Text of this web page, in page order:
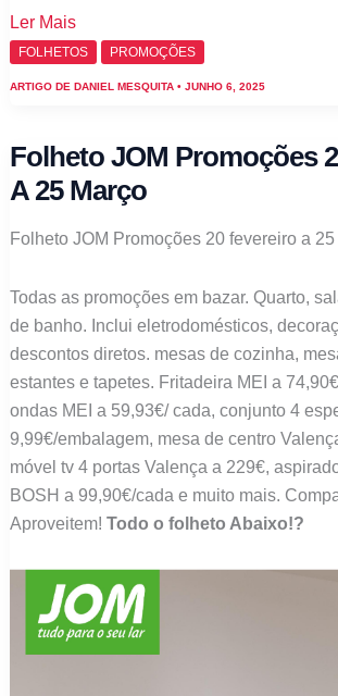
Folheto
JOM
Promoções
25
de
Ler Mais
FOLHETOS PROMOÇÕES
ARTIGO DE DANIEL MESQUITA • JUNHO 6, 2025
Folheto JOM Promoções
A 25 Março
Folheto JOM Promoções 20 fevereiro a 25
Todas as promoções em bazar. Quarto,
de banho. Inclui eletrodomésticos,
descontos diretos. mesas de cozinha,
estantes e tapetes. Fritadeira MEI a
ondas MEI a 59,93€/ cada, conjunto 4
9,99€/embalagem, mesa de centro
móvel tv 4 portas Valença a 229€,
BOSH a 99,90€/cada e muito mais.
Aproveitem! Todo o folheto Abaixo!?